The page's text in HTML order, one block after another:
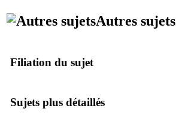
Autres sujets
Filiation du sujet
Sujets plus détaillés